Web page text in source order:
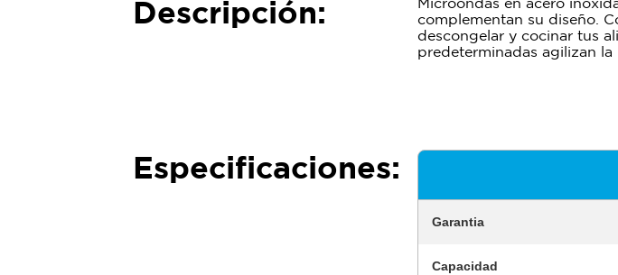
Descripción:
complementan su diseño.
descongelar y cocinar tus
predeterminadas agilizan
Especificaciones:
garantia
capacidad